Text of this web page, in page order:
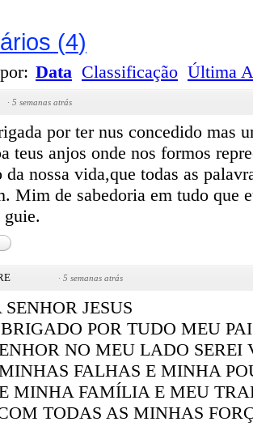
(4)
Data Classificação Última
· 5 semanas atrás
por ter nus concedido mas
teus anjos onde nos formos
nossa vida,que todas as
Mim de sabedoria em tudo que
guie.
· 5 semanas atrás
JESUS
POR TUDO MEU PAI
NO MEU LADO SEREI
FALHAS E MINHA
MINHA FAMÍLIA E MEU
TODAS AS MINHAS